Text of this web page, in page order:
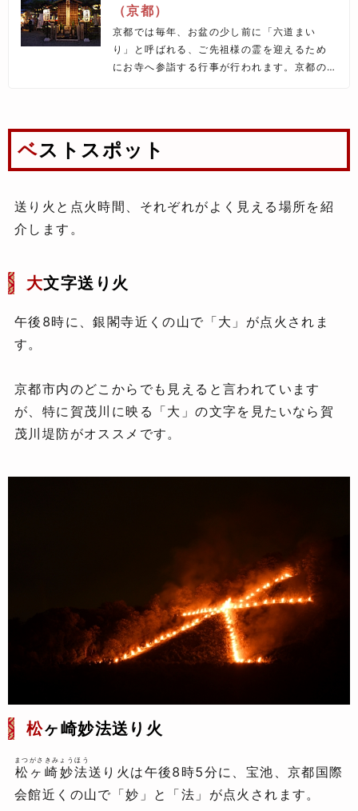
（京都）
京都では毎年、お盆の少し前に「六道まい
り」と呼ばれる、ご先祖様の霊を迎えるため
にお寺へ参詣する行事が行われます。京都の
ベストスポット
送り火と点火時間、それぞれがよく見える場所を紹
介します。
大文字送り火
午後8時に、銀閣寺近くの山で「大」が点火されま
す。
京都市内のどこからでも見えると言われています
が、特に賀茂川に映る「大」の文字を見たいなら賀
茂川堤防がオススメです。
松ヶ崎妙法送り火
松ヶ崎妙法
まつがさきみょうほう
送り火は午後8時5分に、宝池、京都国際
会館近くの山で「妙」と「法」が点火されます。